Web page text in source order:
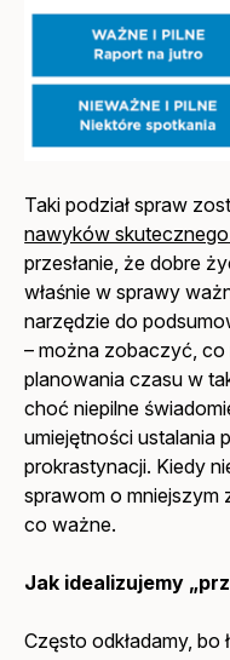
Taki podział spraw
nawyków skutecznego
przesłanie, że dobre
właśnie w sprawy
narzędzie do
– można zobaczyć, co
planowania czasu w
choć niepilne
umiejętności ustalania
prokrastynacji. Kiedy
sprawom o mniejszym
co ważne.
Jak idealizujemy
Często odkładamy, bo